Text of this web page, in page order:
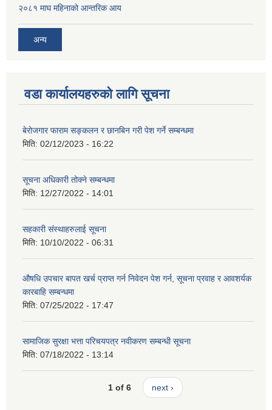
२०८१ माघ महिनाको आन्तरिक आय
अन्य
वडा कार्यालयहरुको लागि सूचना
बेरोजगार फाराम सङ्कलन र छानबिन गरी पेश गर्ने सम्बन्धमा
मिति: 02/12/2023 - 16:22
सूचना अधिकारी तोक्ने सम्बन्धमा
मिति: 12/27/2022 - 14:01
सहकारी संस्थाहरुलाई सूचना
मिति: 10/10/2022 - 06:31
औषधि उपचार बापत खर्च प्राप्त गर्न निवेदन पेश गर्न, सूचना प्रवाह र आवशर्यक
कारबाहि सम्बन्धमा
मिति: 07/25/2022 - 17:47
सामाजिक सुरक्षा भत्ता परिचयपत्र नवीकरण सम्बन्धी सूचना
मिति: 07/18/2022 - 13:14
1 of 6 next ›